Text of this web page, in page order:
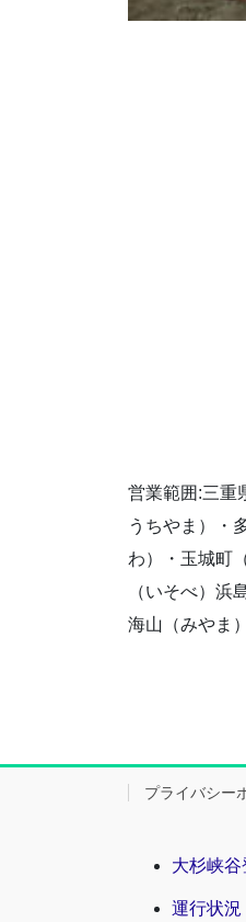
営業範囲:三重
うちやま）・
わ）・玉城町
（いそべ）浜
海山（みやま
プライバシー
大杉峡谷
運行状況